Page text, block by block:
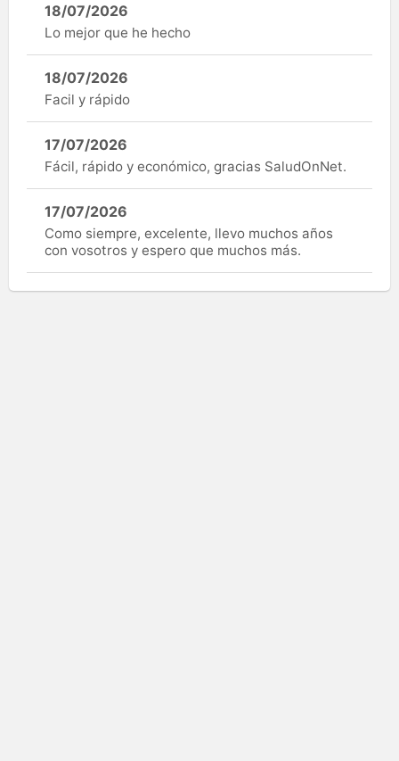
18/07/2026
Lo mejor que he hecho
18/07/2026
Facil y rápido
17/07/2026
Fácil, rápido y económico, gracias SaludOnNet.
17/07/2026
Como siempre, excelente, llevo muchos años
con vosotros y espero que muchos más.